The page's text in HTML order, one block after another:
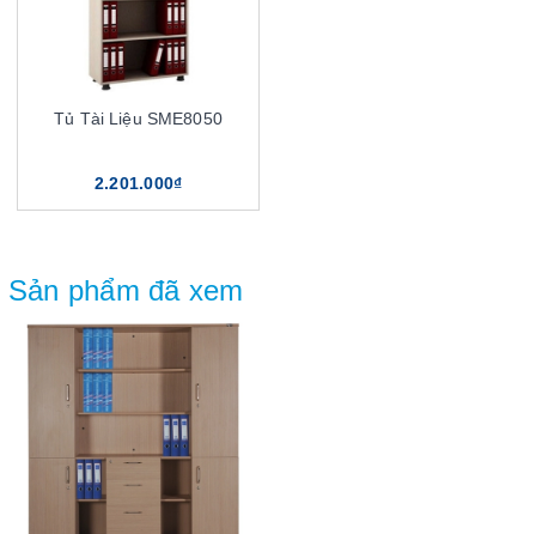
Tủ Tài Liệu SME8050
2.201.000₫
Sản phẩm đã xem